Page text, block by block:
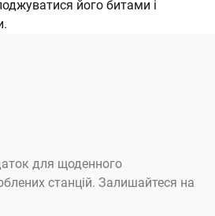
його битами і
для щоденного
станцій. Залишайтеся на